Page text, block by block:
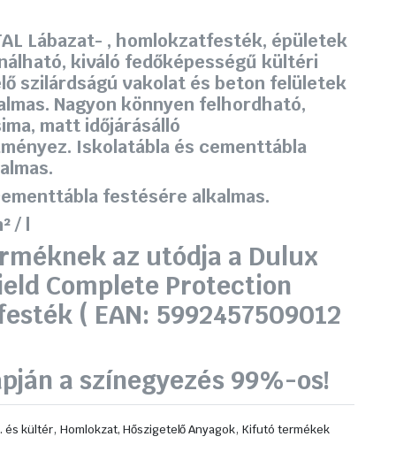
Lábazat- , homlokzatfesték, épületek
kiváló fedőképességű kültéri
szilárdságú vakolat és beton felületek
Nagyon könnyen felhordható,
matt időjárásálló
Iskolatábla és cementtábla
festésére alkalmas.
/ l
az utódja a Dulux
Complete Protection
( EAN: 5992457509012
a színegyezés 99%-os!
és kültér, Homlokzat, Hőszigetelő Anyagok, Kifutó termékek